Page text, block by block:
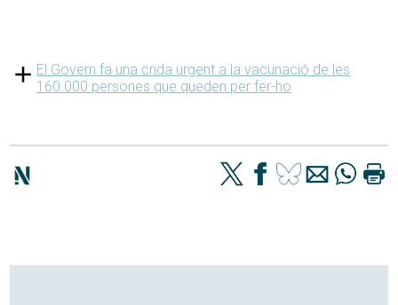
El Govern fa una crida urgent a la vacunació de les
160.000 persones que queden per fer-ho